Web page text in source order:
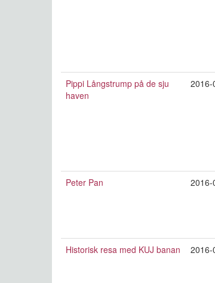
Pippi Långstrump på de sju
haven
2016-
Peter Pan 2016-
Historisk resa med KUJ banan 2016-